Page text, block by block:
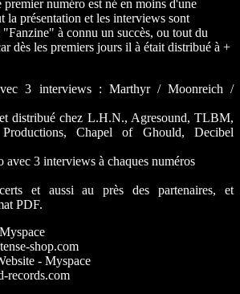
numéro est né en moins d'une
la présentation et les interviews sont
"Fanzine" à connu un succès, ou tout du
dès les premiers jours il à était distribué à +
3 interviews : Marthyr / Moonreich /
distribué chez L.H.N., Agresound, TLBM,
Chapel of Ghould, Decibel
avec 3 interviews à chaques numéros
et aussi au près des partenaires, et
PDF.
shop.com
- Myspace
records.com